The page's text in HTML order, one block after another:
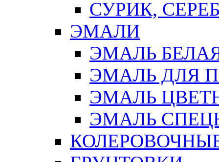
СУРИК,
ЭМАЛИ
ЭМАЛЬ
ЭМАЛЬ ДЛЯ
ЭМАЛЬ
ЭМАЛЬ